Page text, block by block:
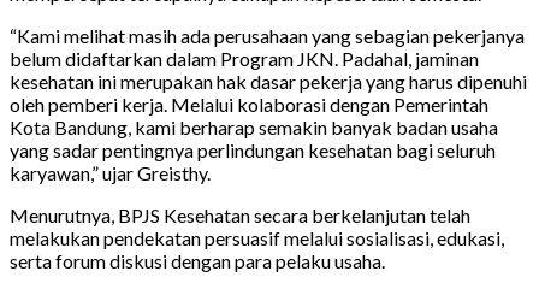
“Kami melihat masih ada perusahaan yang sebagian pekerjanya
belum didaftarkan dalam Program JKN. Padahal, jaminan
kesehatan ini merupakan hak dasar pekerja yang harus dipenuhi
oleh pemberi kerja. Melalui kolaborasi dengan Pemerintah
Kota Bandung, kami berharap semakin banyak badan usaha
yang sadar pentingnya perlindungan kesehatan bagi seluruh
karyawan,” ujar Greisthy.
Menurutnya, BPJS Kesehatan secara berkelanjutan telah
melakukan pendekatan persuasif melalui sosialisasi, edukasi,
serta forum diskusi dengan para pelaku usaha.